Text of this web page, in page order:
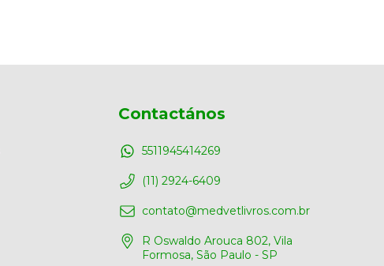
Contactános
5511945414269
(11) 2924-6409
contato@medvetlivros.com.br
R Oswaldo Arouca 802, Vila
Formosa, São Paulo - SP